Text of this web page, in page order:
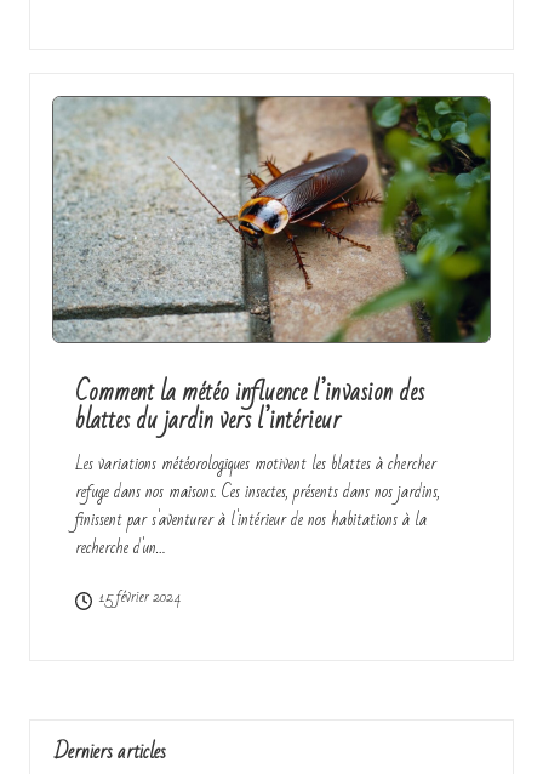
Comment la météo influence l’invasion des
blattes du jardin vers l’intérieur
Les variations météorologiques motivent les blattes à chercher
refuge dans nos maisons. Ces insectes, présents dans nos jardins,
finissent par s'aventurer à l'intérieur de nos habitations à la
recherche d'un…
15 février 2024
Derniers articles